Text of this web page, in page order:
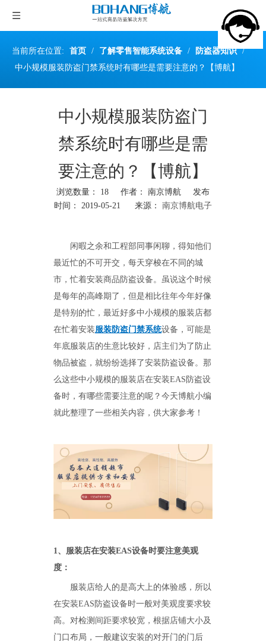
当前所在位置: 首页 / 了解零售智能系统设备 / 防盗器知识 /
中小规模服装防盗门禁系统时有哪些是需要注意的？【博航】
中小规模服装防盗门
禁系统时有哪些是需
要注意的？【博航】
浏览数量： 18 作者： 南京博航 发布
时间： 2019-05-21 来源： 南京博航电子
闲暇之余和工程部同事闲聊，得知他们
最近忙的不可开交，每天穿梭在不同的城
市，忙着安装商品防盗设备。虽说这个时候
是每年的高峰期了，但是相比往年今年好像
是特别的忙，最近好多中小规模的服装店都
在忙着安装服装防盗门禁系统设备，可能是
年底服装店的生意比较好，店主们为了防止
物品被盗，就纷纷选择了安装防盗设备。那
么这些中小规模的服装店在安装EAS 防盗设
备时，有哪些需要注意的呢？今天博航小编
就此整理了一些相关内容，供大家参考！
1 、服装店在安装EAS设备时要注意美观
度：
服装店给人的是高大上的体验感，所以
在安装EAS 防盗设备时一般对美观度要求较
高。对检测间距要求较宽，根据店铺大小及
门口布局，一般建议安装的对开门的门后